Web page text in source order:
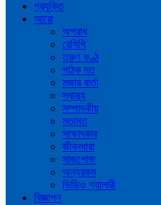
প্রযুক্তি
আরো
অপরাধ
রেসিপি
তরুণ কণ্ঠ
পাঠক মত
মজার বার্তা
স্বাস্থ্য
সম্পাদকীয়
মতামত
সাক্ষাৎকার
জীবনধারা
সাজগোজ
অন্যরকম
ভিডিও গ্যালারী
বিজ্ঞাপন